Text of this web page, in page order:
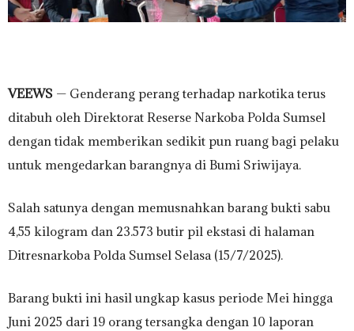
VEEWS — Genderang perang terhadap narkotika terus
ditabuh oleh Direktorat Reserse Narkoba Polda Sumsel
dengan tidak memberikan sedikit pun ruang bagi pelaku
untuk mengedarkan barangnya di Bumi Sriwijaya.
Salah satunya dengan memusnahkan barang bukti sabu
4,55 kilogram dan 23.573 butir pil ekstasi di halaman
Ditresnarkoba Polda Sumsel Selasa (15/7/2025).
Barang bukti ini hasil ungkap kasus periode Mei hingga
Juni 2025 dari 19 orang tersangka dengan 10 laporan